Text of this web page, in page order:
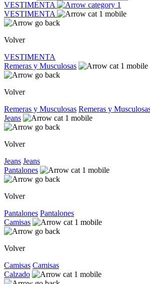
VESTIMENTA
VESTIMENTA
Volver
VESTIMENTA
Remeras y Musculosas
Volver
Remeras y Musculosas Remeras y
Jeans
Volver
Jeans Jeans
Pantalones
Volver
Pantalones Pantalones
Camisas
Volver
Camisas Camisas
Calzado